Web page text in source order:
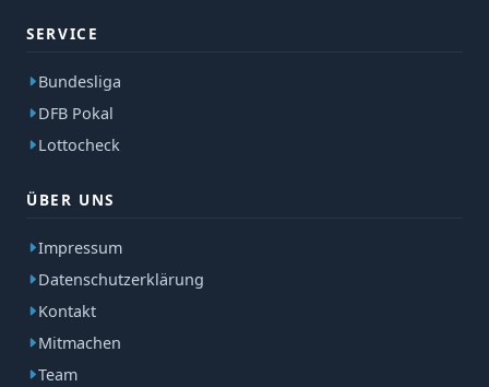
SERVICE
Bundesliga
DFB Pokal
Lottocheck
ÜBER UNS
Impressum
Datenschutzerklärung
Kontakt
Mitmachen
Team